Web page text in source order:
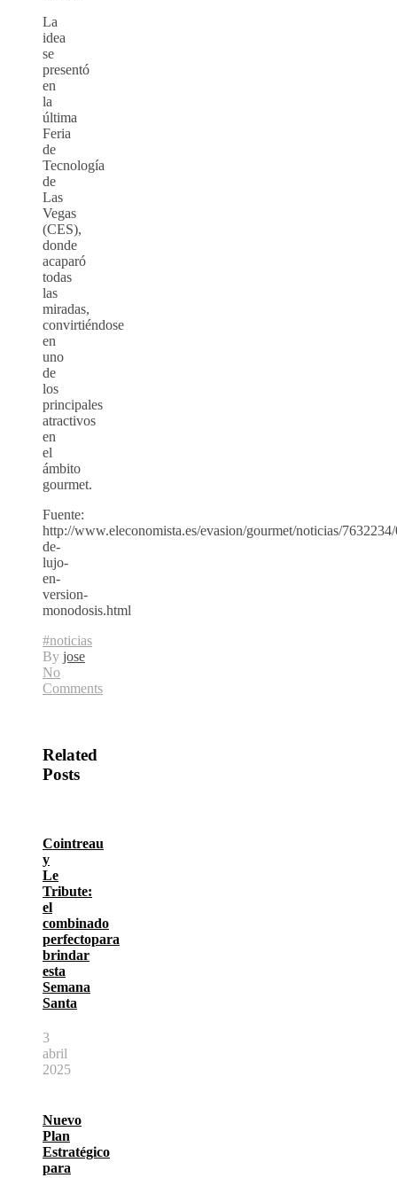
La
idea
se
presentó
en
la
última
Feria
de
Tecnología
de
Las
Vegas
(CES),
donde
acaparó
todas
las
miradas,
convirtiéndose
en
uno
de
los
principales
atractivos
en
el
ámbito
gourmet.
Fuente:
http://www.eleconomista.es/evasion/gourmet/noticias/
de-
lujo-
en-
version-
monodosis.html
#noticias
By jose
No
Comments
Related
Posts
Cointreau
y
Le
Tribute:
el
combinado
perfectopara
brindar
esta
Semana
Santa
3
abril
2025
Nuevo
Plan
Estratégico
para